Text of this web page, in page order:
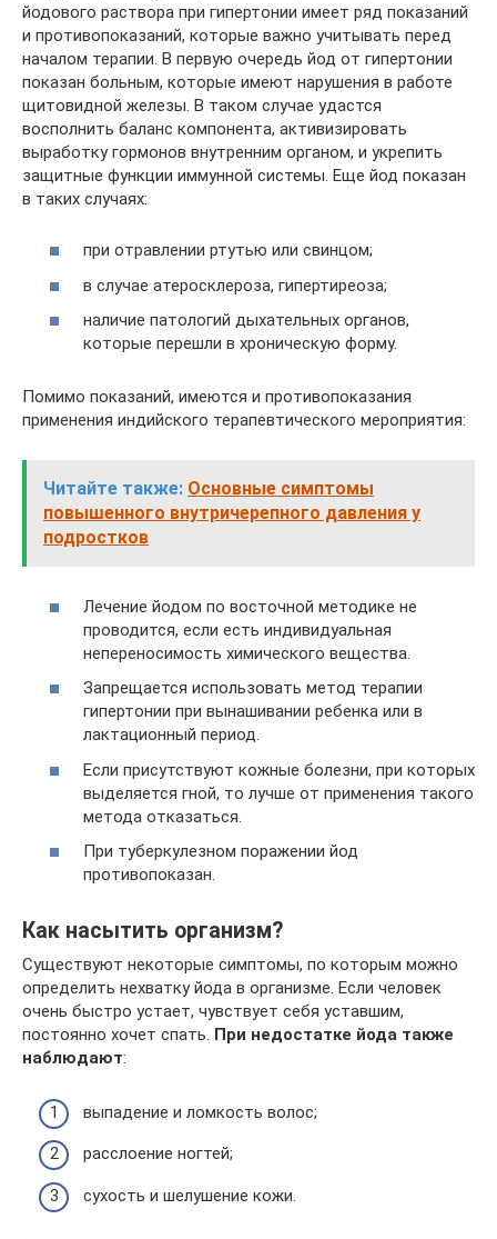
йодового раствора при гипертонии имеет ряд показаний
и противопоказаний, которые важно учитывать перед
началом терапии. В первую очередь йод от гипертонии
показан больным, которые имеют нарушения в работе
щитовидной железы. В таком случае удастся
восполнить баланс компонента, активизировать
выработку гормонов внутренним органом, и укрепить
защитные функции иммунной системы. Еще йод показан
в таких случаях:
при отравлении ртутью или свинцом;
в случае атеросклероза, гипертиреоза;
наличие патологий дыхательных органов,
которые перешли в хроническую форму.
Помимо показаний, имеются и противопоказания
применения индийского терапевтического мероприятия:
Читайте также: Основные симптомы
повышенного внутричерепного давления у
подростков
Лечение йодом по восточной методике не
проводится, если есть индивидуальная
непереносимость химического вещества.
Запрещается использовать метод терапии
гипертонии при вынашивании ребенка или в
лактационный период.
Если присутствуют кожные болезни, при которых
выделяется гной, то лучше от применения такого
метода отказаться.
При туберкулезном поражении йод
противопоказан.
Как насытить организм?
Существуют некоторые симптомы, по которым можно
определить нехватку йода в организме. Если человек
очень быстро устает, чувствует себя уставшим,
постоянно хочет спать. При недостатке йода также
наблюдают:
выпадение и ломкость волос;
расслоение ногтей;
сухость и шелушение кожи.